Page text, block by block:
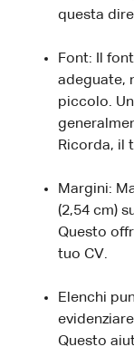
questa
Font: Il
adeguate,
piccolo.
Ricorda, il
Margini:
(2,54 cm)
Questo
tuo CV.
Elenchi
Questo